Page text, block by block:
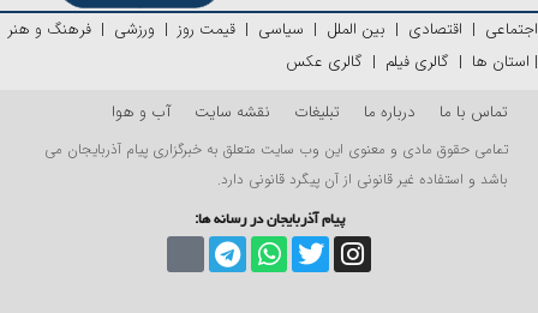
اجتماعی | اقتصادی | بین الملل | سیاسی | قیمت روز | ورزشی | فرهنگ و هنر
| استان ها | گالری فیلم | گالری عکس
تماس با ما
درباره ما تبلیغات نقشه سایت آب و هوا
تمامی حقوق مادی و معنوی این وب سایت متعلق به خبرگزاری پیام آذربایجان می
باشد و استفاده غیر قانونی از آن پیگرد قانونی دارد.
پیام آذربایجان در رسانه ها: